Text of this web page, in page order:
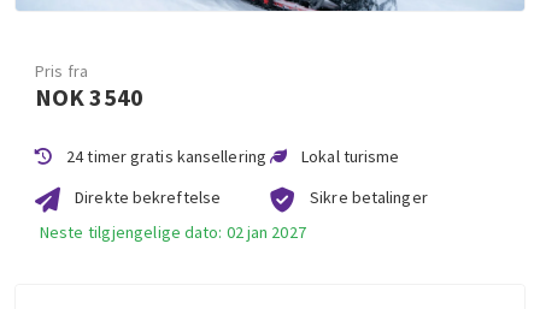
Pris fra
NOK 3540
24 timer gratis kansellering
Lokal turisme
Direkte bekreftelse
Sikre betalinger
Neste tilgjengelige dato: 02 jan 2027